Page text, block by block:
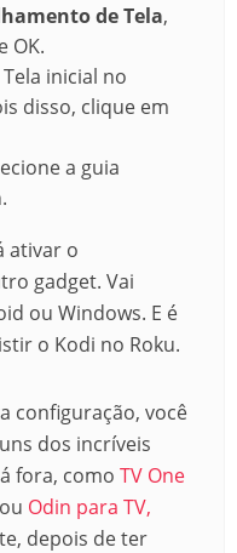
de Tela,
OK.
inicial no
disso, clique em
a guia
.
ativar o
gadget. Vai
ou Windows. E é
o Kodi no Roku.
configuração, você
dos incríveis
fora, como TV One
ou Odin para TV,
depois de ter